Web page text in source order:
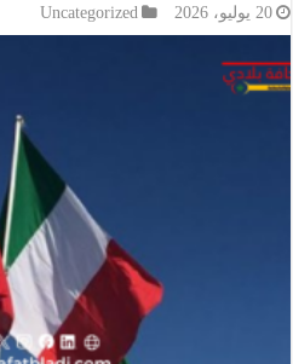
Uncategorized